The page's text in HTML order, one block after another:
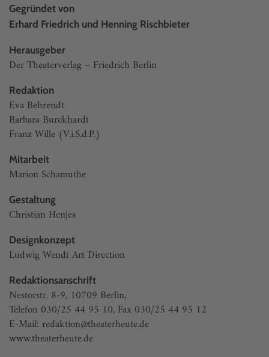
Gegründet von
Erhard Friedrich und Henning Rischbieter
Herausgeber
Der Theaterverlag – Friedrich Berlin
Redaktion
Eva Behrendt
Barbara Burckhardt
Franz Wille (V.i.S.d.P.)
Mitarbeit
Marion Schamuthe
Gestaltung
Christian Henjes
Designkonzept
Ludwig Wendt Art Direction
Redaktionsanschrift
Nestorstr. 8-9, 10709 Berlin,
Telefon 030/25 44 95 10, Fax 030/25 44 95 12
E-Mail: redaktion@theaterheute.de
www.theaterheute.de